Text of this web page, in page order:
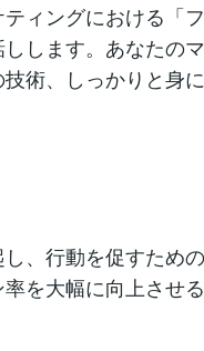
ィングにおける「
します。あなたの
術、しっかりと身
、行動を促すため
を大幅に向上させ